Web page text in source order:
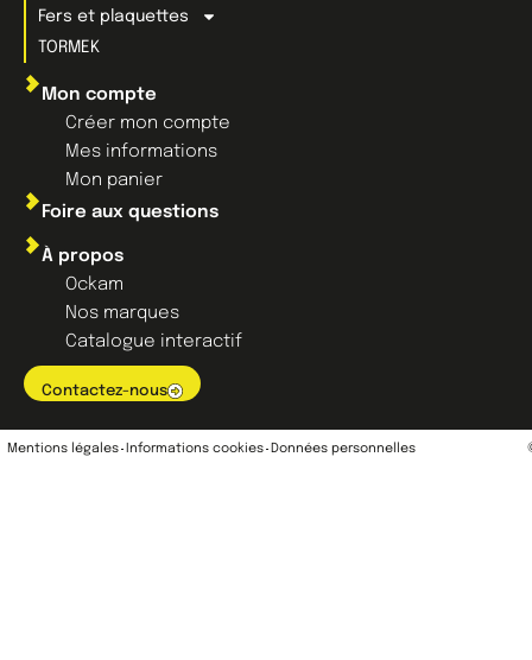
À propos
Ockam
Nos marques
Catalogue interactif
Contactez-nous
Fers et plaquettes
TORMEK
Mon compte
Créer mon compte
Mes informations
Mon panier
Foire aux questions
Mentions légales Informations cookies Données personnelles